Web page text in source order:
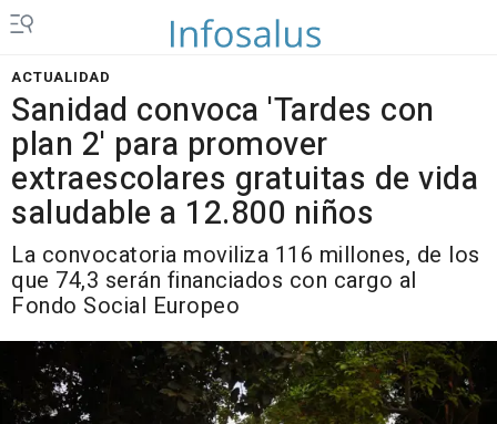
ACTUALIDAD
Sanidad convoca 'Tardes con
plan 2' para promover
extraescolares gratuitas de vida
saludable a 12.800 niños
La convocatoria moviliza 116 millones, de los
que 74,3 serán financiados con cargo al
Fondo Social Europeo